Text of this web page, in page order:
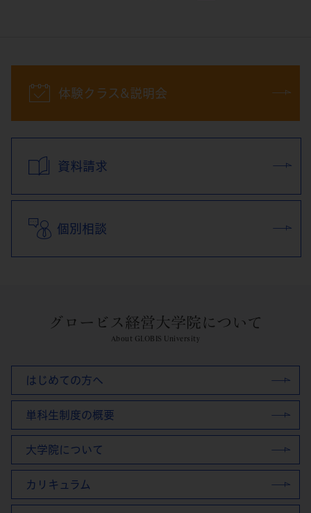
体験クラス&説明会
資料請求
個別相談
グロービス経営大学院について
About GLOBIS University
はじめての方へ
単科生制度の概要
大学院について
カリキュラム